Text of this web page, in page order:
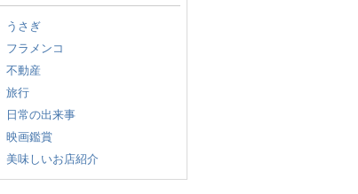
うさぎ
フラメンコ
不動産
旅行
日常の出来事
映画鑑賞
美味しいお店紹介